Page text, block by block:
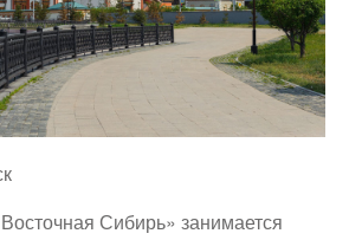
Сибирь» занимается